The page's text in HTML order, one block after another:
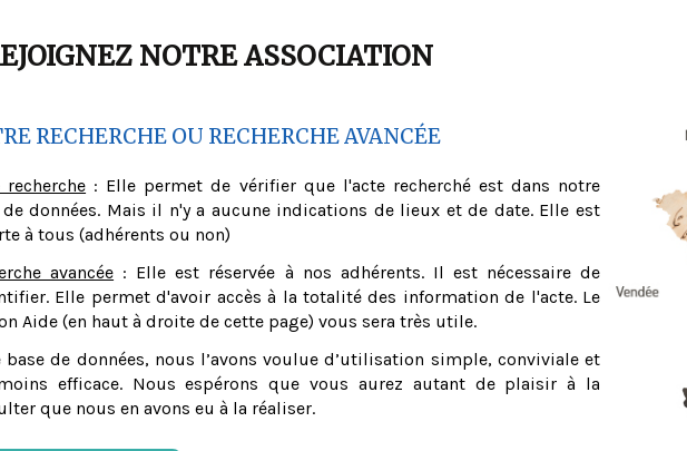
NOTRE ASSOCIATION
RECHERCHE OU RECHERCHE AVANCÉE
recherche : Elle permet de vérifier que l'acte recherché est dans notre
de données. Mais il n'y a aucune indications de lieux et de date. Elle est
à tous (adhérents ou non)
avancée : Elle est réservée à nos adhérents. Il est nécessaire de
Elle permet d'avoir accès à la totalité des information de l'acte. Le
Aide (en haut à droite de cette page) vous sera très utile.
base de données, nous l’avons voulue d’utilisation simple, conviviale et
efficace. Nous espérons que vous aurez autant de plaisir à la
que nous en avons eu à la réaliser.